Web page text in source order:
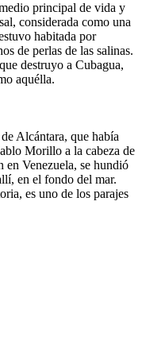
principal de vida y
considerada como una
habitada por
de perlas de las salinas.
destruyo a Cubagua,
aquélla.
Alcántara, que había
Morillo a la cabeza de
en Venezuela, se hundió
en el fondo del mar.
es uno de los parajes